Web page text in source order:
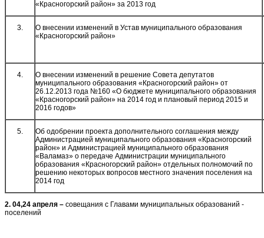
«Красногорский район» за 2013 год
3.
О внесении изменений в Устав муниципального образования
«Красногорский район»
4.
О внесении изменений в решение Совета депутатов
муниципального образования «Красногорский район» от
26.12.2013 года №160 «О бюджете муниципального образования
«Красногорский район» на 2014 год и плановый период 2015 и
2016 годов»
5.
Об одобрении проекта дополнительного соглашения между
Администрацией муниципального образования «Красногорский
район» и Администрацией муниципального образования
«Валамаз» о передаче Администрации муниципального
образования «Красногорский район» отдельных полномочий по
решению некоторых вопросов местного значения поселения на
2014 год
2. 04,24 апреля – совещания с Главами муниципальных образований -
поселений